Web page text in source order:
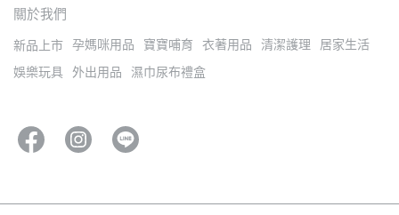
關於我們
新品上市 孕媽咪用品 寶寶哺育 衣著用品 清潔護理
居家生活
娛樂玩具 外出用品 濕巾尿布禮盒